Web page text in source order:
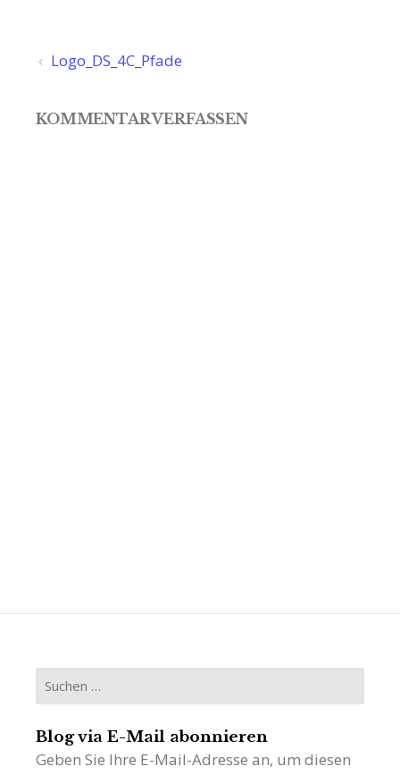
Beitragsnavigation
Logo_DS_4C_Pfade
KOMMENTAR VERFASSEN
Suchen
nach:
Blog via E-Mail abonnieren
Geben Sie Ihre E-Mail-Adresse an, um diesen